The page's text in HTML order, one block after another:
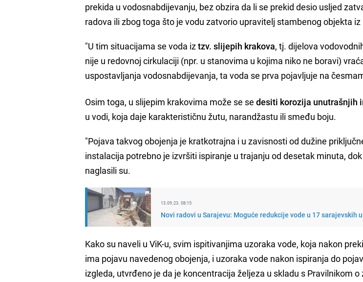
prekida u vodosnabdijevanju, bez obzira da li se prekid desio usljed
radova ili zbog toga što je vodu zatvorio upravitelj stambenog objekta
"U tim situacijama se voda iztzv. slijepih krakova, tj. dijelova
nije u redovnoj cirkulaciji (npr. u stanovima u kojima niko ne boravi)
uspostavljanja vodosnabdijevanja, ta voda se prva pojavljuje na
Osim toga, u slijepim krakovima može se sedesiti korozija unutrašnjih
u vodi, koja daje karakterističnu žutu, narandžastu ili smeđu boju.
"Pojava takvog obojenja je kratkotrajna i u zavisnosti od dužine
instalacija potrebno je izvršiti ispiranje u trajanju od desetak minuta,
naglasili su.
13.09.23. 08:15
Novi radovi u Sarajevu: Moguće redukcije vode u 17 sarajevskih
Kako su naveli u ViK-u, svim ispitivanjima uzoraka vode, koja nakon
ima pojavu navedenog obojenja, i uzoraka vode nakon ispiranja do
izgleda, utvrđeno je da je koncentracija željeza u skladu s Pravilnikom